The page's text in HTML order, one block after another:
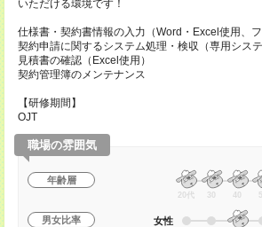
いただける環境です！
仕様書・契約書情報の入力（Word・Excel使用、フ
契約申請に関するシステム処理・検収（専用システ
見積書の確認（Excel使用）
契約管理簿のメンテナンス
【研修期間】
OJT
職場の雰囲気
年齢層
20代 30 40
男女比率 女性